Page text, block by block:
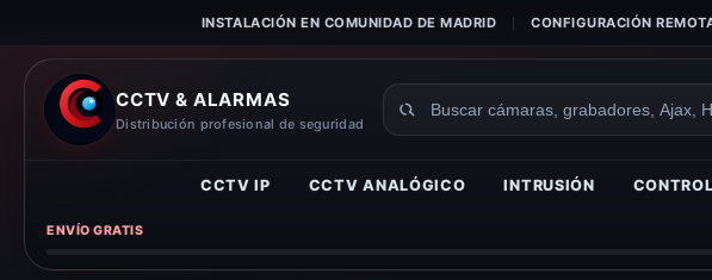
INSTALACIÓN EN COMUNIDAD DE MADRID CONFIGURACIÓN
CCTV & ALARMAS
Distribución profesional de seguridad
Buscar
CCTV IP CCTV ANALÓGICO INTRUSIÓN
ENVÍO GRATIS